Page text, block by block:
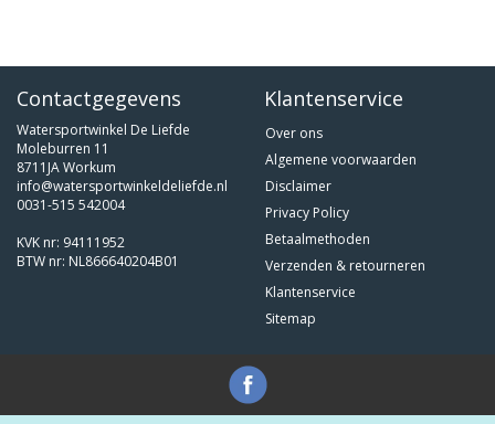
Contactgegevens
Watersportwinkel De Liefde
Moleburren 11
8711JA Workum
info@watersportwinkeldeliefde.nl
0031-515 542004
KVK nr: 94111952
BTW nr: NL866640204B01
Klantenservice
Over ons
Algemene voorwaarden
Disclaimer
Privacy Policy
Betaalmethoden
Verzenden & retourneren
Klantenservice
Sitemap